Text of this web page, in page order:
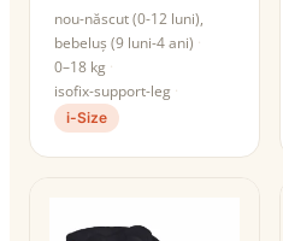
nou-născut (0-12 luni),
bebeluș (9 luni-4 ani)
0–18 kg
isofix-support-leg
i-Size